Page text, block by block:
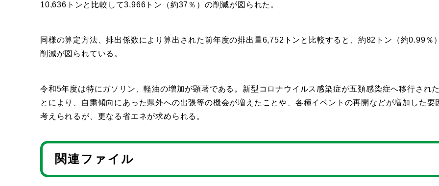
10,636トンと比較して3,966トン（約37％）の削減が図られた。
同様の算定方法、排出係数により算出された前年度の排出量6,752トンと比較すると、約82トン（約0.99％
削減が図られている。
令和5年度は特にガソリン、軽油の増加が顕著である。新型コロナウイルス感染症が五類感染症へ移行され
とにより、自粛傾向にあった県外への出張等の機会が増えたことや、各種イベントの再開などが増加した要
考えられるが、更なる省エネが求められる。
関連ファイル